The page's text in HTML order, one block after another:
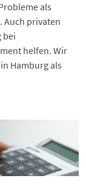
als
Auch privaten
bei
helfen. Wir
Hamburg als